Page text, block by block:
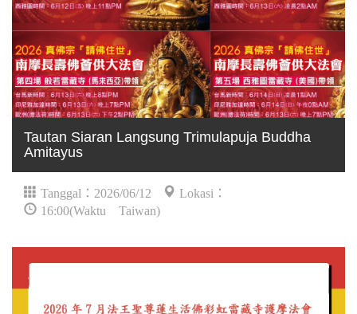
Tautan Siaran Langsung Trimulapuja Buddha
Amitayus
Tanggal：2026/06/12
Lokasi：
16:00(Waktu Taiwan)